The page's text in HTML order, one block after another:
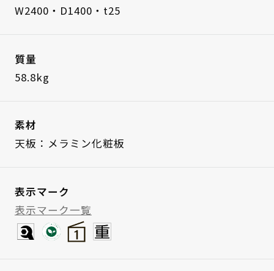
W2400・D1400・t25
質量
58.8kg
素材
天板：メラミン化粧板
表示マーク
表示マーク一覧